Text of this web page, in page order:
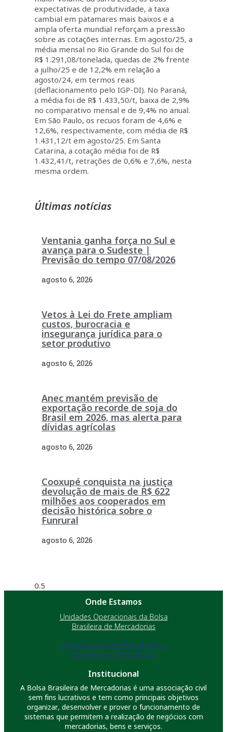
expectativas de produtividade, a taxa
cambial em patamares mais baixos e a
ampla oferta mundial reforçam a pressão
sobre as cotações internas. Em agosto/25, a
média mensal no Rio Grande do Sul foi de
R$ 1.291,08/tonelada, quedas de 2% frente
a julho/25 e de 12,2% em relação a
agosto/24, em termos reais
(deflacionamento pelo IGP-DI). No Paraná,
a média foi de R$ 1.433,50/t, baixa de 2,9%
no comparativo mensal e de 9,4% no anual.
Em São Paulo, os recuos foram de 4,6% e
12,6%, respectivamente, com média de R$
1.431,12/t em agosto/25. Em Santa
Catarina, a cotação média foi de R$
1.432,41/t, retrações de 0,6% e 7,6%, nesta
mesma ordem.
Últimas notícias
Ventania ganha força no Sul e
avança para o Sudeste |
Previsão do tempo 07/08/2026
agosto 6, 2026
Vetos à Lei do Frete ampliam
custos, burocracia e
insegurança jurídica para o
setor produtivo
agosto 6, 2026
Anec mantém previsão de
exportação recorde de soja do
Brasil em 2026, mas alerta para
dívidas agrícolas
agosto 6, 2026
Cooxupé conquista na justiça
devolução de mais de R$ 622
milhões aos cooperados em
decisão histórica sobre o
Funrural
agosto 6, 2026
Onde Estamos
Unidades Operacionais da Bolsa
Brasileira de Mercadorias
Unidades Operacionais da Bolsa
Brasileira de Mercadorias
Institucional
A Bolsa Brasileira de Mercadorias é uma associação civil
sem fins lucrativos e tem como principais objetivos
organizar, desenvolver e prover o funcionamento de
sistemas que permitem a realização de negócios com
mercadorias, bens e serviços.